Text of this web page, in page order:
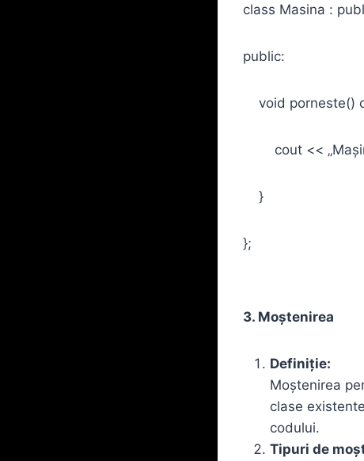
class Masina :
public:
void porneste()
cout <<
}
};
3. Moștenirea
Definiție:
Moștenirea
clase
codului.
Tipuri de